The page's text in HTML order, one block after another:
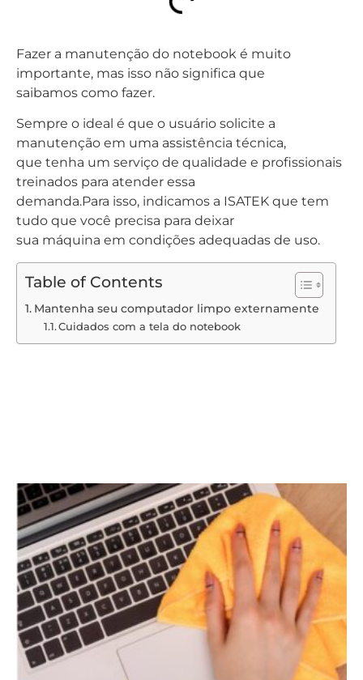
Fazer a manutenção do notebook é muito
importante, mas isso não significa que
saibamos como fazer.
Sempre o ideal é que o usuário solicite a
manutenção em uma assistência técnica,
que tenha um serviço de qualidade e profissionais
treinados para atender essa
demanda.Para isso, indicamos a ISATEK que tem
tudo que você precisa para deixar
sua máquina em condições adequadas de uso.
Table of Contents
Mantenha seu computador limpo externamente
Cuidados com a tela do notebook